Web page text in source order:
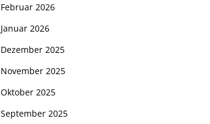
Februar 2026
Januar 2026
Dezember 2025
November 2025
Oktober 2025
September 2025